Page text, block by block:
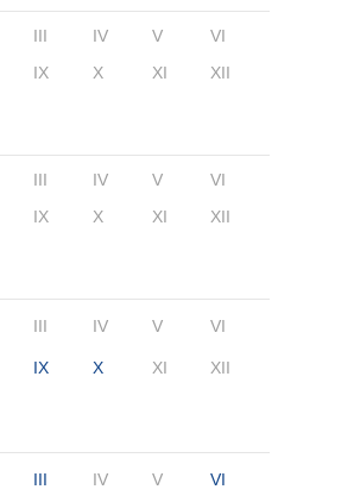
III IV V
VI
IX X XI XII
III IV V
VI
IX X XI XII
III IV V VI
IX X XI XII
III IV V VI